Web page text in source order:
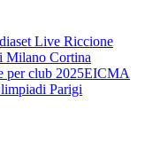
Live Riccione
Milano Cortina
per club 2025EICMA
Parigi